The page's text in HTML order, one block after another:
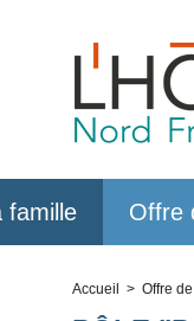
famille Offre
Accueil > Offre